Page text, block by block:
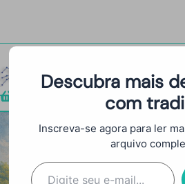
Alcançar o
firm
Descubra mais
com
Inscreva-se agora para ler
arquivo